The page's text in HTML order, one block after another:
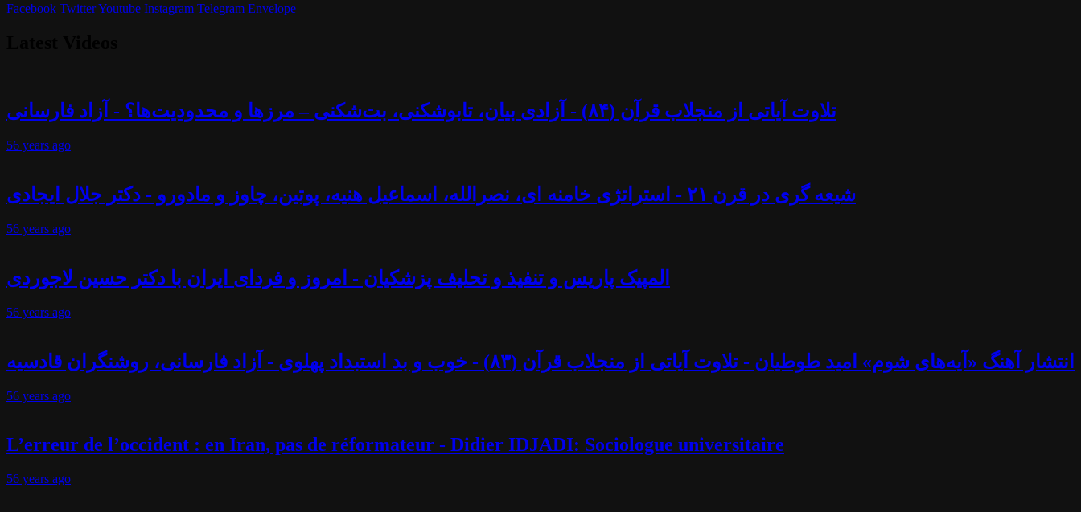
Facebook TwitterYoutube Instagram Telegram Envelope
تلاوت آیاتی از منجلاب قرآن (۸۴) - آزادی بیان، تابوشکنی، بت‌شکنی – مرزها و محدودیت‌ها؟ - آزاد فارسانی
56 years ago
شیعه گری در قرن ۲۱ - استراتژی خامنه ای، نصرالله، اسماعیل هنیه، پوتین، چاوز و مادورو - دکتر جلال ایجادی
56 years ago
المپیک پاریس و تنفیذ و تحلیف پزشکیان - امروز و فردای ایران با دکتر حسین لاجوردی
56 years ago
انتشار آهنگ «آیه‌های شوم» امید طوطیان - تلاوت آیاتی از منجلاب قرآن (۸۳) - خوب و بد استبداد پهلوی - آزاد فارسانی، روشنگران قادسیه
56 years ago
L’erreur de l’occident : en Iran, pas de réformateur - Didier IDJADI: Sociologue universitaire
56 years ago